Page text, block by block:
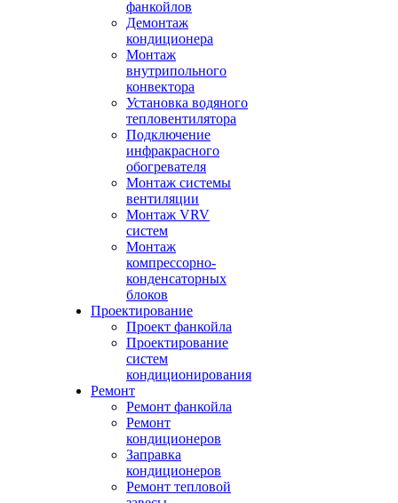
фанкойлов
Демонтаж
кондиционера
Монтаж
внутрипольного
конвектора
Установка водяного
тепловентилятора
Подключение
инфракрасного
обогревателя
Монтаж системы
вентиляции
Монтаж VRV
систем
Монтаж
компрессорно-
конденсаторных
блоков
Проектирование
Проект фанкойла
Проектирование
систем
кондиционирования
Ремонт
Ремонт фанкойла
Ремонт
кондиционеров
Заправка
кондиционеров
Ремонт тепловой